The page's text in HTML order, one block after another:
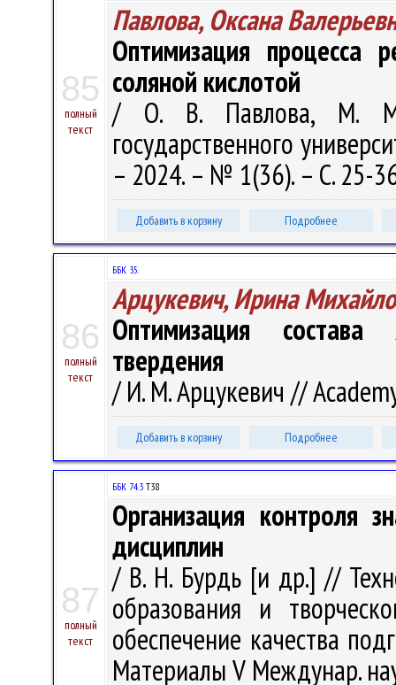
85
полный
текст
Павлова, Оксана
Оптимизация процесса
соляной кислотой
/ О. В. Павлова, М. М.
государственного
– 2024. – № 1(36). – С. 25-
Добавить в корзину Подробнее
86
полный
текст
ББК 35.
Арцукевич, Ирина
Оптимизация состава
твердения
/ И. М. Арцукевич //
Добавить в корзину Подробнее
87
полный
текст
ББК 74.3 Т38
Организация контроля
дисциплин
/ В. Н. Бурдь [и др.] //
образования и
обеспечение качества
Материалы V Междунар.